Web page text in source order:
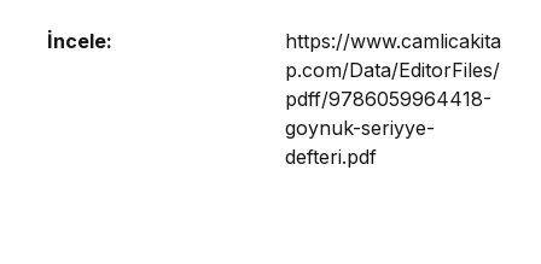
İncele
https://www.camlicakita
p.com/Data/EditorFiles/
pdff/9786059964418-
goynuk-seriyye-
defteri.pdf